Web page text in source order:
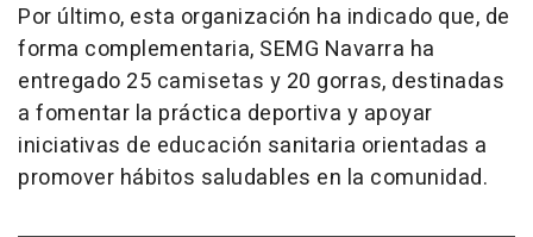
Por último, esta organización ha indicado que, de
forma complementaria, SEMG Navarra ha
entregado 25 camisetas y 20 gorras, destinadas
a fomentar la práctica deportiva y apoyar
iniciativas de educación sanitaria orientadas a
promover hábitos saludables en la comunidad.